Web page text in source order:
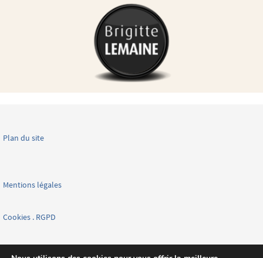
Plan du site
Mentions légales
Cookies . RGPD